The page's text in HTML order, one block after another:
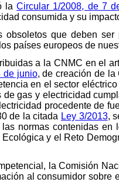
laCircular 1/2008, de 7
consumida y su
obsoletos que deben
países europeos de
a la CNMC en el
de junio, de creación de la
en el sector
gas y electricidad
procedente de
de la citada Ley 3/2013,
normas contenidas
y el Reto
la Comisión
al consumidor